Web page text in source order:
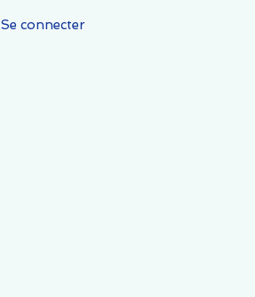
Se connecter